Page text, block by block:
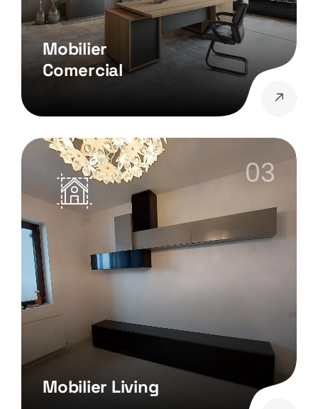
Mobilier
Comercial
03
Mobilier Living